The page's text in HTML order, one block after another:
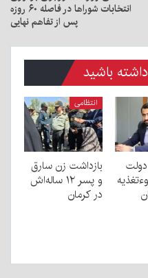
انتخابات شوراها در فاصله ۶۰ روزه
پس از تفاهم نهایی
باشید
انتظامی
بازداشت زن سارق
و پسر ۱۲ ساله‌اش
در کرمان